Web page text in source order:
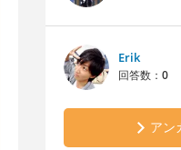
Erik
回答数： 0
アン